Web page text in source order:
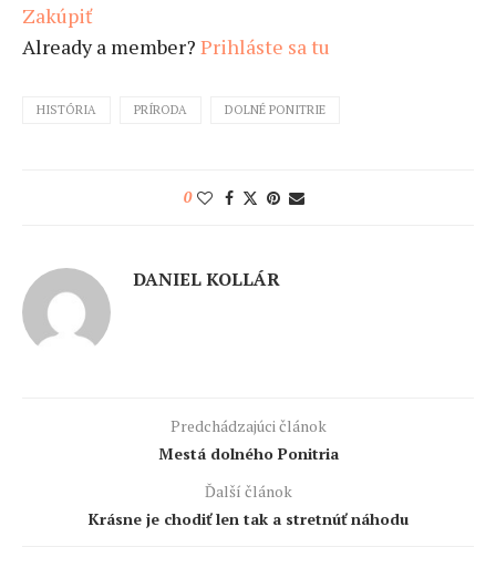
Zakúpiť
Already a member? Prihláste sa tu
HISTÓRIA PRÍRODA DOLNÉ PONITRIE
0
DANIEL KOLLÁR
Predchádzajúci článok
Mestá dolného Ponitria
Ďalší článok
Krásne je chodiť len tak a stretnúť náhodu